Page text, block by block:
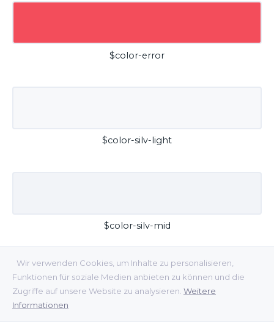
Wir verwenden Cookies, um Inhalte zu personalisieren,
Funktionen für soziale Medien anbieten zu können und die
Zugriffe auf unsere Website zu analysieren. Weitere
Informationen
$color-error
$color-silv-light
$color-silv-mid